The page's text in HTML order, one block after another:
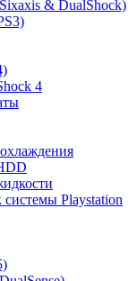
& DualShock)
4
Playstation